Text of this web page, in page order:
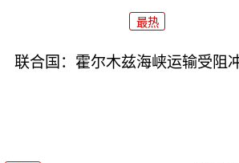
最热
联合国：霍尔木兹海峡运输受阻